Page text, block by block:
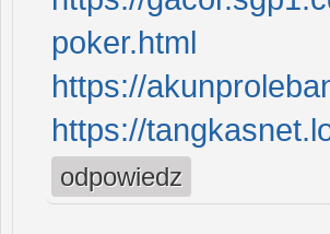
poker.html
https://
https://
odpowiedz